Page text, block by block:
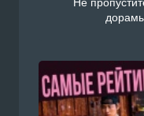
Не